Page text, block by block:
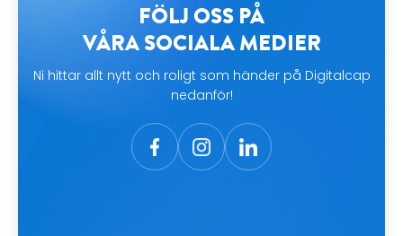
FÖLJ OSS PÅ
VÅRA SOCIALA MEDIER
Ni hittar allt nytt och roligt som händer på Digitalcap
nedanför!